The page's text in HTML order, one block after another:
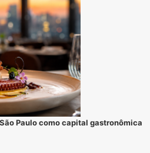
Paulo como capital gastronômica